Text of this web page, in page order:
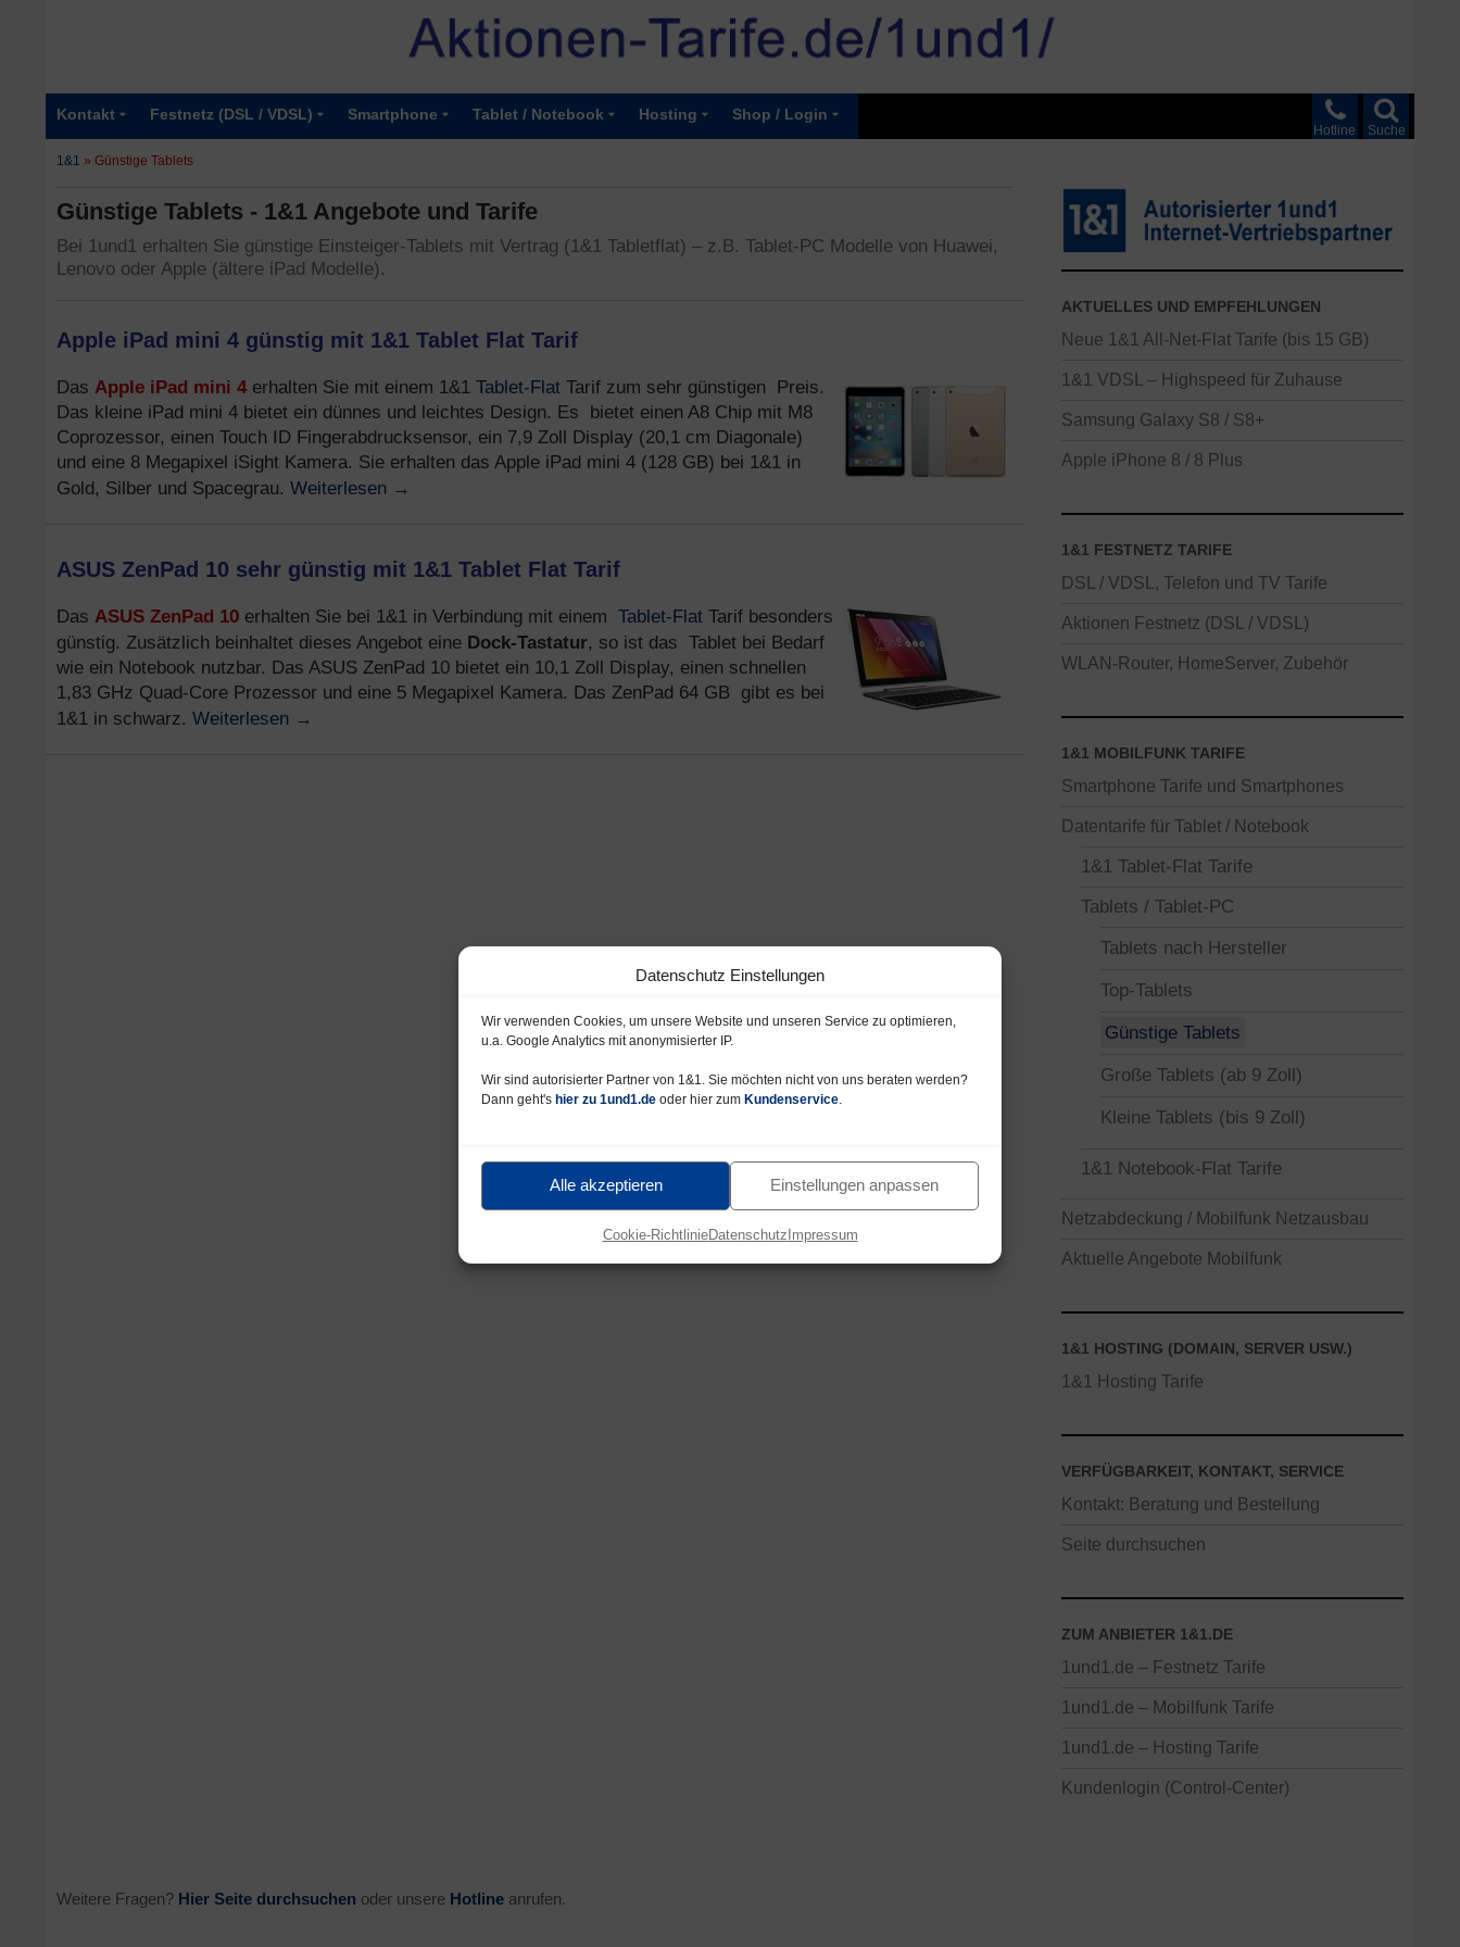
Datenschutz Einstellungen
Wir verwenden Cookies, um unsere Website und unseren Service zu optimieren,
u.a. Google Analytics mit anonymisierter IP.
Wir sind autorisierter Partner von 1&1. Sie möchten nicht von uns beraten werden?
Dann geht's hier zu 1und1.de oder hier zum Kundenservice
Alle akzeptieren Einstellungen anpassen
Cookie-RichtlinieDatenschutzImpressum
Suche
Hotline
Kontakt Festnetz (DSL / VDSL) Smartphone Tablet / Notebook Hosting Shop / Login
1&1 » Günstige Tablets
Günstige Tablets - 1&1 Angebote und Tarife
Bei 1und1 erhalten Sie günstige Einsteiger-Tablets mit Vertrag (1&1 Tabletflat) – z.B. Tablet-PC Modelle von Huawei,
Lenovo oder Apple (ältere iPad Modelle).
Apple iPad mini 4 günstig mit 1&1 Tablet Flat Tarif
Das Apple iPad mini 4erhalten Sie mit einem 1&1 Tablet-Flat Tarif zum sehr günstigen Preis.
Das kleine iPad mini 4 bietet ein dünnes und leichtes Design. Es bietet einen A8 Chip mit M8
Coprozessor, einen Touch ID Fingerabdrucksensor, ein 7,9 Zoll Display (20,1 cm Diagonale)
und eine 8 Megapixel iSight Kamera. Sie erhalten das Apple iPad mini 4 (128 GB) bei 1&1 in
Gold, Silber und Spacegrau. Weiterlesen →
ASUS ZenPad 10 sehr günstig mit 1&1 Tablet Flat Tarif
Das ASUS ZenPad 10 erhalten Sie bei 1&1 in Verbindung mit einem Tablet-Flat Tarif besonders
günstig. Zusätzlich beinhaltet dieses Angebot eine Dock-Tastatur, so ist das Tablet bei Bedarf
wie ein Notebook nutzbar. Das ASUS ZenPad 10 bietet ein 10,1 Zoll Display, einen schnellen
1,83 GHz Quad-Core Prozessor und eine 5 Megapixel Kamera. Das ZenPad 64 GB gibt es bei
1&1 in schwarz. Weiterlesen →
AKTUELLES UND EMPFEHLUNGEN
Neue 1&1 All-Net-Flat Tarife (bis 15 GB)
1&1 VDSL – Highspeed für Zuhause
Samsung Galaxy S8 / S8+
Apple iPhone 8 / 8 Plus
1&1 FESTNETZ TARIFE
DSL / VDSL, Telefon und TV Tarife
Aktionen Festnetz (DSL / VDSL)
WLAN-Router, HomeServer, Zubehör
1&1 MOBILFUNK TARIFE
Smartphone Tarife und Smartphones
Datentarife für Tablet / Notebook
1&1 Tablet-Flat Tarife
Tablets / Tablet-PC
Tablets nach Hersteller
Top-Tablets
Günstige Tablets
Große Tablets (ab 9 Zoll)
Kleine Tablets (bis 9 Zoll)
1&1 Notebook-Flat Tarife
Netzabdeckung / Mobilfunk Netzausbau
Aktuelle Angebote Mobilfunk
1&1 HOSTING (DOMAIN, SERVER USW.)
1&1 Hosting Tarife
VERFÜGBARKEIT, KONTAKT, SERVICE
Kontakt: Beratung und Bestellung
Seite durchsuchen
ZUM ANBIETER 1&1.DE
1und1.de – Festnetz Tarife
1und1.de – Mobilfunk Tarife
1und1.de – Hosting Tarife
Kundenlogin (Control-Center)
Weitere Fragen? Hier Seite durchsuchen oder unsere Hotline anrufen.